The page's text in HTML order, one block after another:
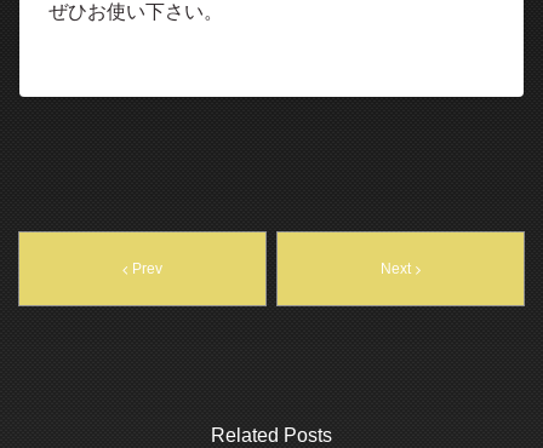
ぜひお使い下さい。
Prev Next
Related Posts